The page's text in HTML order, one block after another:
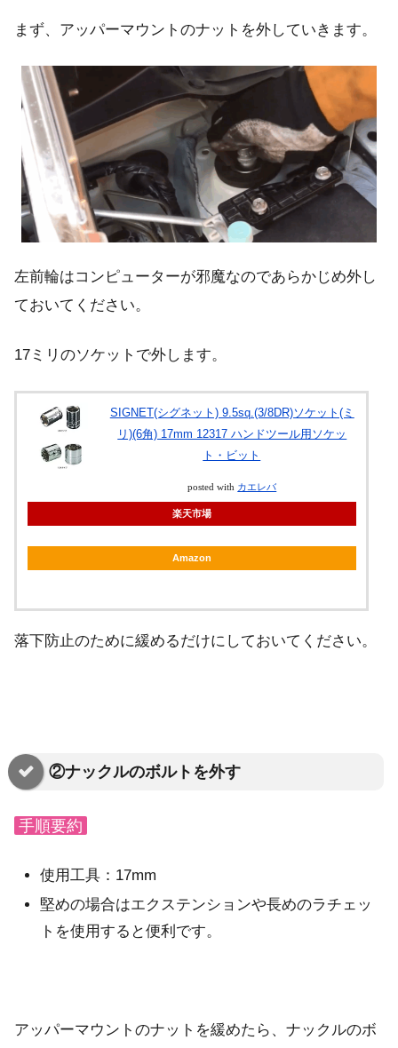
まず、アッパーマウントのナットを外していきます。
左前輪はコンピューターが邪魔なのであらかじめ外し
ておいてください。
17ミリのソケットで外します。
SIGNET(シグネット) 9.5sq.(3/8DR)ソケット(ミ
リ)(6角) 17mm 12317 ハンドツール用ソケッ
ト・ビット
posted with カエレバ
楽天市場
Amazon
落下防止のために緩めるだけにしておいてください。
②ナックルのボルトを外す
手順要約
使用工具：17mm
堅めの場合はエクステンションや長めのラチェッ
トを使用すると便利です。
アッパーマウントのナットを緩めたら、ナックルのボ